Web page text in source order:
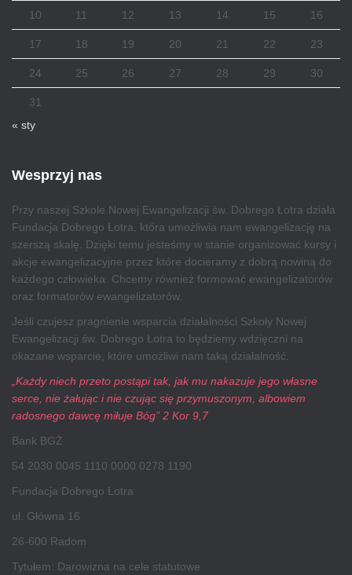
10 11 12 13 14 15 16
17 18 19 20 21 22 23
24 25 26 27 28 29 30
31
« sty
Wesprzyj nas
Przy naszej Szkole Nowej Ewangelizacji św. Dobrego Łotra działa
Fundacja Dobrego Łotra, która umożliwia nam ewangelizację na
szerszą skalę. Dzięki temu jesteśmy w stanie organizować kursy i
akcje ewangelizacyjne przez które docieramy z dobrą nowiną do
każdego człowieka. Chcemy również formować ewangelizatorów
oraz formatorów ewangelizatorów.
Jeśli czujesz pragnienie wsparcia działalności Szkoły Nowej
Ewangelizacji św. Dobrego Łotra to będziemy wdzięczni na
okazane wsparcie, które umożliwi nam taką działalność.
„Każdy niech przeto postąpi tak, jak mu nakazuje jego własne
serce, nie żałując i nie czując się przymuszonym, albowiem
radosnego dawcę miłuje Bóg” 2 Kor 9,7
Bank BGŻ
54 2030 0045 1110 0000 0278 1190
Fundacja Dobrego Łotra
ul. Główna 16
26-600 Radom
Tytułem: Darowizna na cele statutowe